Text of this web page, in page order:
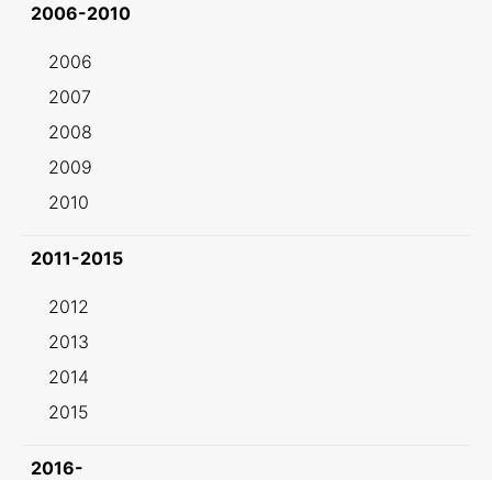
2006-2010
2006
2007
2008
2009
2010
2011-2015
2012
2013
2014
2015
2016-